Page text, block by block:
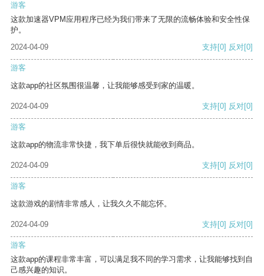
游客
这款加速器VPM应用程序已经为我们带来了无限的流畅体验和安全性保
护。
2024-04-09
支持[0] 反对[0]
游客
这款app的社区氛围很温馨，让我能够感受到家的温暖。
2024-04-09 支持[0] 反对[0]
游客
这款app的物流非常快捷，我下单后很快就能收到商品。
2024-04-09 支持[0] 反对[0]
游客
这款游戏的剧情非常感人，让我久久不能忘怀。
2024-04-09 支持[0] 反对[0]
游客
这款app的课程非常丰富，可以满足我不同的学习需求，让我能够找到自
己感兴趣的知识。